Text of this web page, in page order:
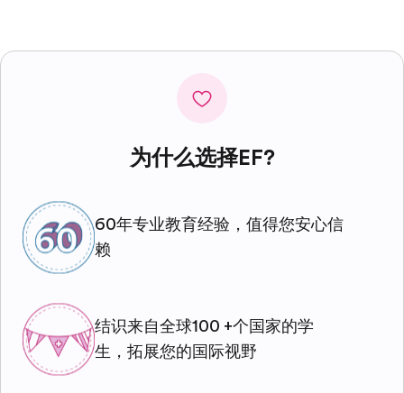
为什么选择EF?
60年专业教育经验，值得您安心信
赖
结识来自全球100 +个国家的学
生，拓展您的国际视野